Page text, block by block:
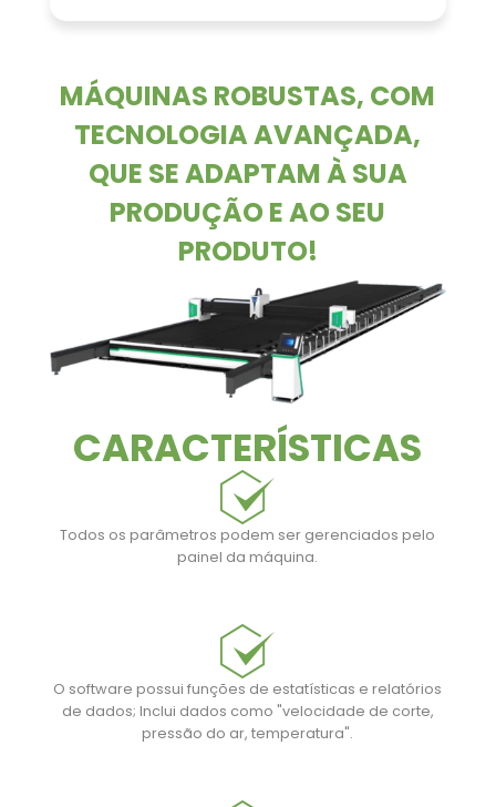
MÁQUINAS ROBUSTAS, COM
TECNOLOGIA AVANÇADA,
QUE SE ADAPTAM À SUA
PRODUÇÃO E AO SEU
PRODUTO!
CARACTERÍSTICAS
Todos os parâmetros podem ser gerenciados pelo
painel da máquina.
O software possui funções de estatísticas e relatórios
de dados; Inclui dados como "velocidade de corte,
pressão do ar, temperatura".